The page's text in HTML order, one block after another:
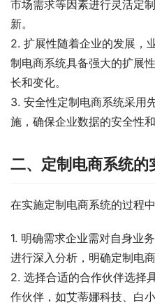
市场需求等因素进行灵活定
新。
2. 扩展性随着企业的发展，
制电商系统具备强大的扩展
长和变化。
3. 安全性定制电商系统采用
施，确保企业数据的安全性和
二、定制电商系统的
在实施定制电商系统的过程
1. 明确需求企业需对自身业
进行深入分析，明确定制电
2. 选择合适的合作伙伴选择
作伙伴，如艾蒂娜科技、白